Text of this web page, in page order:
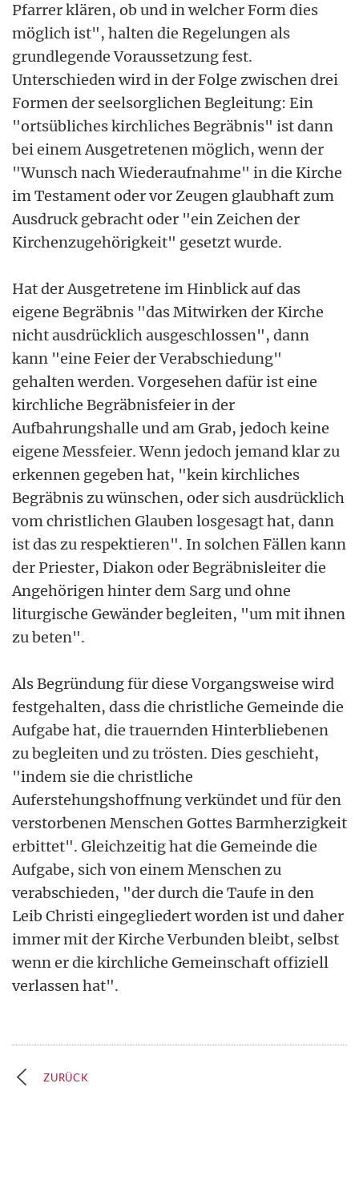
Pfarrer klären, ob und in welcher Form dies
möglich ist", halten die Regelungen als
grundlegende Voraussetzung fest.
Unterschieden wird in der Folge zwischen drei
Formen der seelsorglichen Begleitung: Ein
"ortsübliches kirchliches Begräbnis" ist dann
bei einem Ausgetretenen möglich, wenn der
"Wunsch nach Wiederaufnahme" in die Kirche
im Testament oder vor Zeugen glaubhaft zum
Ausdruck gebracht oder "ein Zeichen der
Kirchenzugehörigkeit" gesetzt wurde.
Hat der Ausgetretene im Hinblick auf das
eigene Begräbnis "das Mitwirken der Kirche
nicht ausdrücklich ausgeschlossen", dann
kann "eine Feier der Verabschiedung"
gehalten werden. Vorgesehen dafür ist eine
kirchliche Begräbnisfeier in der
Aufbahrungshalle und am Grab, jedoch keine
eigene Messfeier. Wenn jedoch jemand klar zu
erkennen gegeben hat, "kein kirchliches
Begräbnis zu wünschen, oder sich ausdrücklich
vom christlichen Glauben losgesagt hat, dann
ist das zu respektieren". In solchen Fällen kann
der Priester, Diakon oder Begräbnisleiter die
Angehörigen hinter dem Sarg und ohne
liturgische Gewänder begleiten, "um mit ihnen
zu beten".
Als Begründung für diese Vorgangsweise wird
festgehalten, dass die christliche Gemeinde die
Aufgabe hat, die trauernden Hinterbliebenen
zu begleiten und zu trösten. Dies geschieht,
"indem sie die christliche
Auferstehungshoffnung verkündet und für den
verstorbenen Menschen Gottes Barmherzigkeit
erbittet". Gleichzeitig hat die Gemeinde die
Aufgabe, sich von einem Menschen zu
verabschieden, "der durch die Taufe in den
Leib Christi eingegliedert worden ist und daher
immer mit der Kirche Verbunden bleibt, selbst
wenn er die kirchliche Gemeinschaft offiziell
verlassen hat".
ZURÜCK